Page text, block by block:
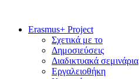
Erasmus+ Project
Σχετικά με το
Δημοσιεύσεις
Διαδικτυακά σεμινάρια
Εργαλειοθήκη